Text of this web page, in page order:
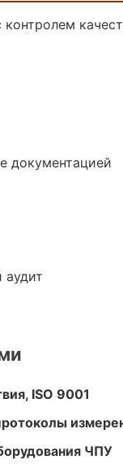
документацией
аудит
ISO 9001
ЧПУ